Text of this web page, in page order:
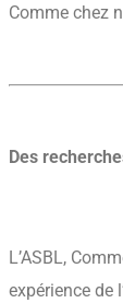
Comme chez
Des
L’ASBL,
expérience de